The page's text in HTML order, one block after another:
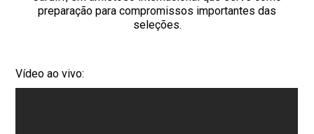
preparação para compromissos importantes das
seleções.
Vídeo ao vivo: